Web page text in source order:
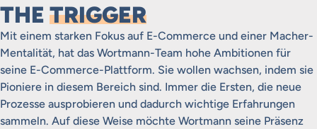
THE TRIGGER
Mit einem starken Fokus auf E-Commerce und einer Macher-
Mentalität, hat das Wortmann-Team hohe Ambitionen für
seine E-Commerce-Plattform. Sie wollen wachsen, indem sie
Pioniere in diesem Bereich sind. Immer die Ersten, die neue
Prozesse ausprobieren und dadurch wichtige Erfahrungen
sammeln. Auf diese Weise möchte Wortmann seine Präsenz